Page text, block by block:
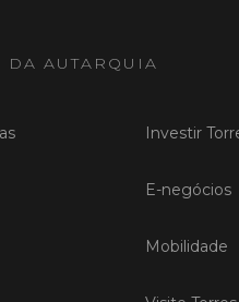
DA AUTARQUIA
Investir
E-negócios
Mobilidade